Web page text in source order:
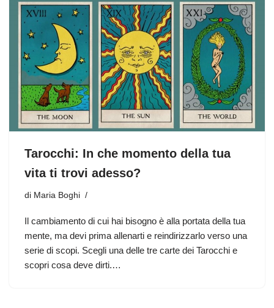
Tarocchi: In che momento della tua
vita ti trovi adesso?
di Maria Boghi
Il cambiamento di cui hai bisogno è alla portata della tua
mente, ma devi prima allenarti e reindirizzarlo verso una
serie di scopi. Scegli una delle tre carte dei Tarocchi e
scopri cosa deve dirti.…